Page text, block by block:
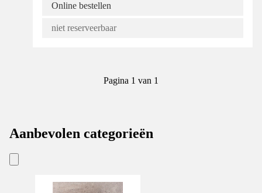
Online bestellen
niet reserveerbaar
Pagina 1 van 1
Aanbevolen categorieën